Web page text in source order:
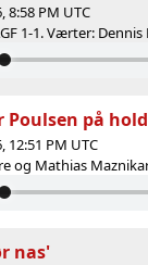
8:58 PM UTC
1-1. Værter: Dennis
Poulsen på
12:51 PM UTC
og Mathias
nas'